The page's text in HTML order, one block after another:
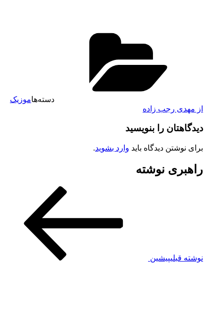
دسته‌هاموزیک
از مهدی رجب زاده
دیدگاهتان را بنویسید
برای نوشتن دیدگاه باید وارد بشوید.
راهبری نوشته
نوشته قبلیپیشین